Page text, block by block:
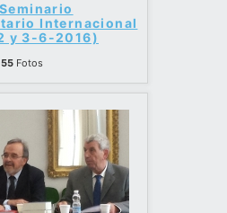
Internacional
y 3-6-2016)
55Fotos